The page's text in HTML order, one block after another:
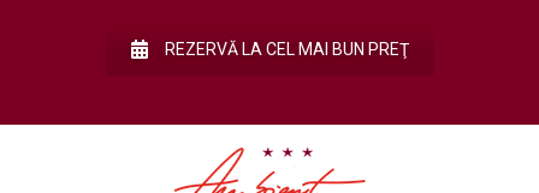
REZERVĂ LA CEL MAI BUN PREŢ